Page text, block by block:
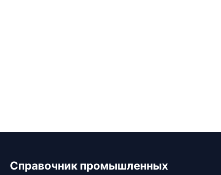
Справочник промышленных